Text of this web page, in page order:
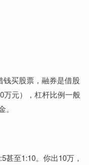
钱买股票，融券是借股
万元），杠杆比例一般
甚至1:10。你出10万，